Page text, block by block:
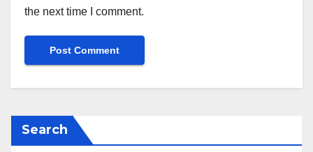
the next time I comment.
Search